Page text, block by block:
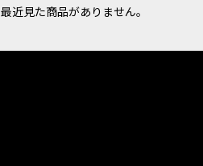
最近見た商品がありません。